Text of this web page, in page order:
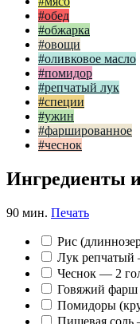
#обед
#обжарка
#овощи
#оливковое масло
#помидор
#репчатый лук
#специи
#ужин
#фаршированное
#чеснок
Ингредиенты
90 мин. Печать
Рис
Лук
Чеснок — 2
Говяжий
Помидоры
Пищевая соль